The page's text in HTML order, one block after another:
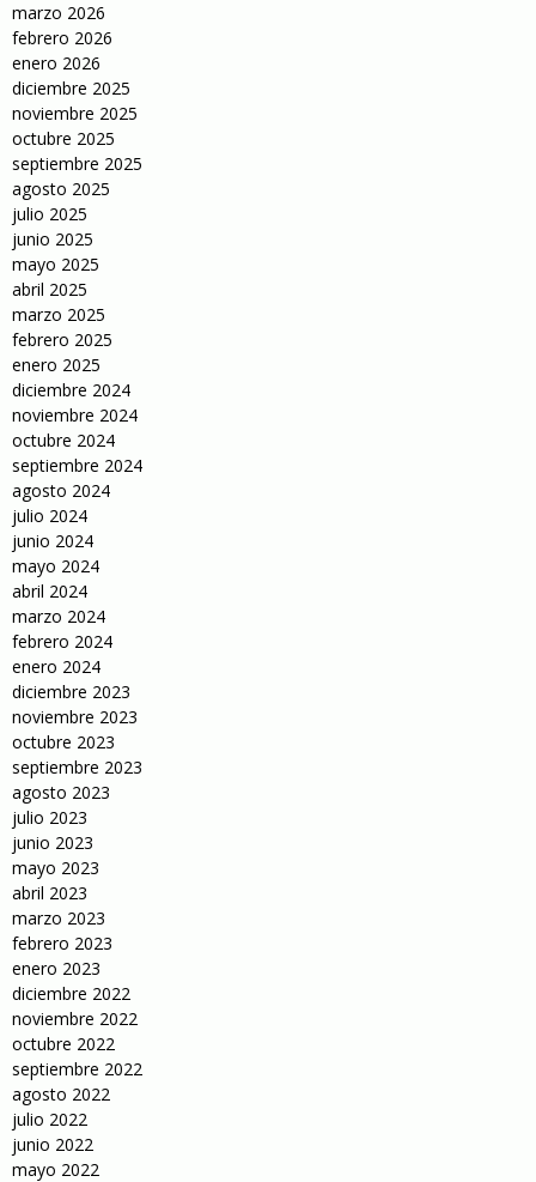
marzo 2026
febrero 2026
enero 2026
diciembre 2025
noviembre 2025
octubre 2025
septiembre 2025
agosto 2025
julio 2025
junio 2025
mayo 2025
abril 2025
marzo 2025
febrero 2025
enero 2025
diciembre 2024
noviembre 2024
octubre 2024
septiembre 2024
agosto 2024
julio 2024
junio 2024
mayo 2024
abril 2024
marzo 2024
febrero 2024
enero 2024
diciembre 2023
noviembre 2023
octubre 2023
septiembre 2023
agosto 2023
julio 2023
junio 2023
mayo 2023
abril 2023
marzo 2023
febrero 2023
enero 2023
diciembre 2022
noviembre 2022
octubre 2022
septiembre 2022
agosto 2022
julio 2022
junio 2022
mayo 2022